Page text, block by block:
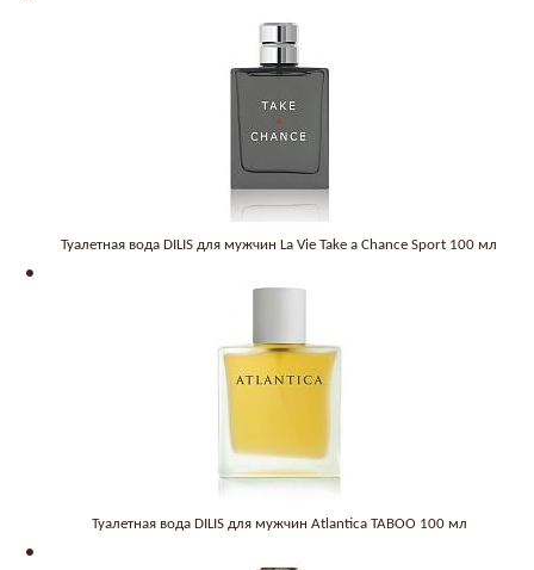
Туалетная вода DILIS для мужчин La Vie Take a Chance Sport 100 мл
Туалетная вода DILIS для мужчин Atlantica TABOO 100 мл